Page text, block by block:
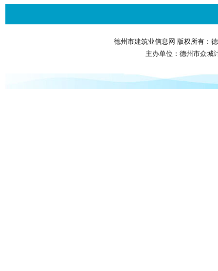
德州市建筑业信息网 版权所有：
主办单位：德州市众城